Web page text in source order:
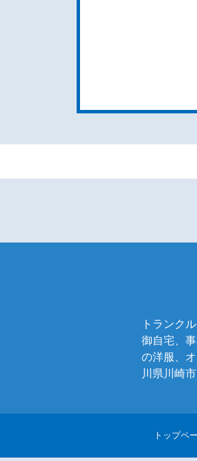
トランク
御自宅、
の洋服、
川県川崎
トップペ